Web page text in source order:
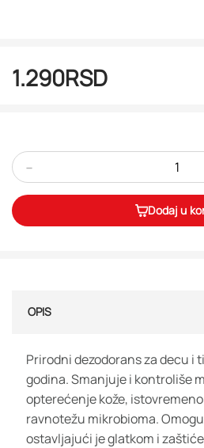
1.290RSD
-
Dodaj u
OPIS
Prirodni dezodorans za decu i
godina. Smanjuje i kontroliše
opterećenje kože,
ravnotežu mikrobioma.
ostavljajući je glatkom i